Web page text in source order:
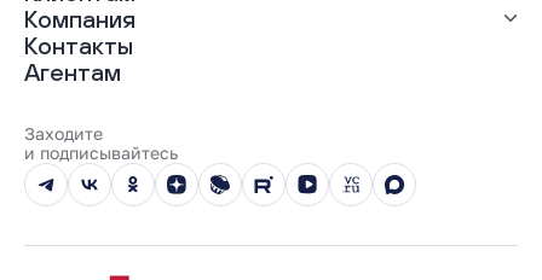
Рассрочка
Материнский капитал
Трейд-ин
100% оплата
Ход строительства
Документы
Выдача ключей
Компания
О нас
Карьера
Реализованные проекты
Вопросы и ответы
Новости
Юбилейный год
Контакты
Агентам
Заходите
и подписывайтесь